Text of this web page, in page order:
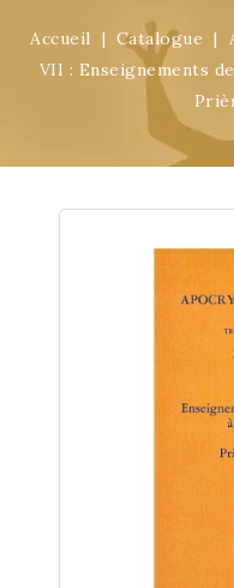
Accueil Catalogue
VII : Enseignements